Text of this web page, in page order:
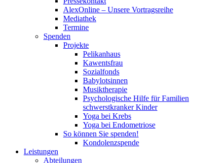
AlexOnline – Unsere Vortragsreihe
Mediathek
Termine
Spenden
Projekte
Pelikanhaus
Kawentsfrau
Sozialfonds
Babylotsinnen
Musiktherapie
Psychologische Hilfe für Familien
schwerstkranker Kinder
Yoga bei Krebs
Yoga bei Endometriose
So können Sie spenden!
Kondolenzspende
Leistungen
Abteilungen